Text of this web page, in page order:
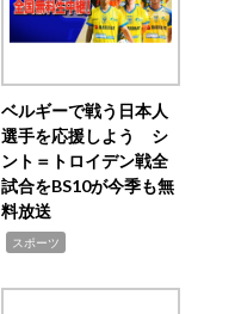
ベルギーで戦う日本人
選手を応援しよう シ
ント＝トロイデン戦全
試合をBS10が今季も無
料放送
スポーツ